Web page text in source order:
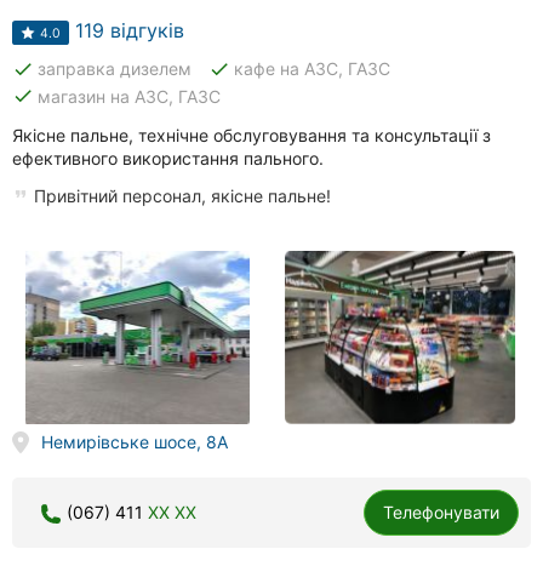
Київ
Харків
Запоріжжя
Дніпро
Львів
Кривий
Миколаїв
4.0 119 відгуків
done заправка дизелем done кафе на АЗС, ГАЗС
done магазин на АЗС, ГАЗС
Якісне пальне, технічне обслуговування та консультації з
ефективного використання пального.
Привітний персонал, якісне пальне!
Немирівське шосе, 8A
(067) 411 XX XX Телефонувати